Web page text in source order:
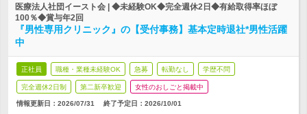
医療法人社団イースト会 | ◆未経験OK◆完全週休2日◆有給取得率ほぼ
100％◆賞与年2回
『男性専用クリニック』の【受付事務】基本定時退社*男性活躍
中
正社員 職種・業種未経験OK 急募 転勤なし 学歴不問
完全週休2日制 第二新卒歓迎 女性のおしごと掲載中
情報更新日：2026/07/31 終了予定日： 2026/10/01